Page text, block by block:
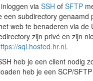
via SSH of SFTP
een subdirectory
web te benaderen via de
zijn privé en zijn
sql.hosted.hr.nl.
heb je een client nodig
heb je een SCP/